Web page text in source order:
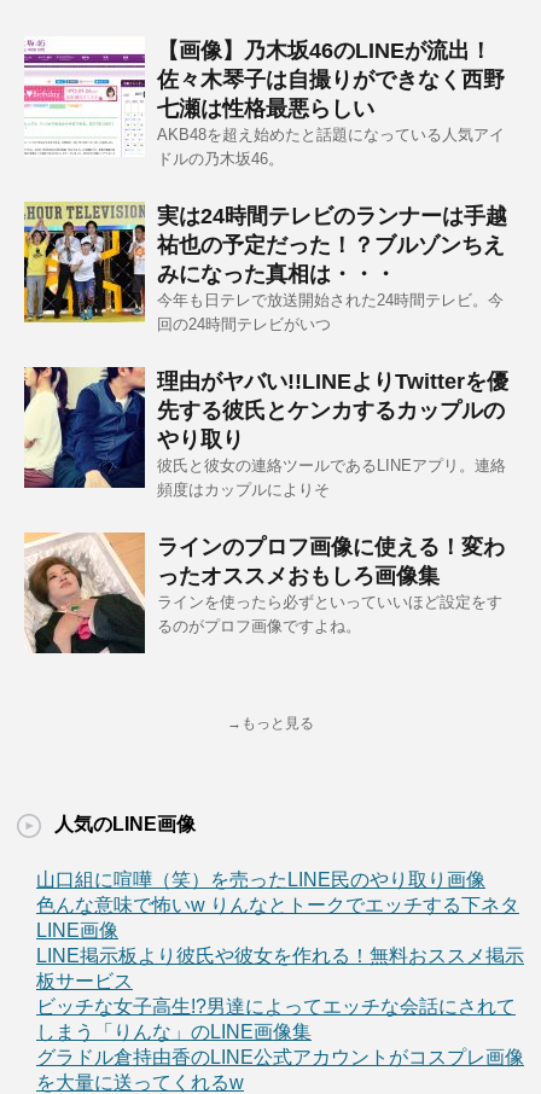
【画像】乃木坂46のLINEが流出！
佐々木琴子は自撮りができなく西野
七瀬は性格最悪らしい
AKB48を超え始めたと話題になっている人気アイ
ドルの乃木坂46。
実は24時間テレビのランナーは手越
祐也の予定だった！？ブルゾンちえ
みになった真相は・・・
今年も日テレで放送開始された24時間テレビ。今
回の24時間テレビがいつ
理由がヤバい!!LINEよりTwitterを優
先する彼氏とケンカするカップルの
やり取り
彼氏と彼女の連絡ツールであるLINEアプリ。連絡
頻度はカップルによりそ
ラインのプロフ画像に使える！変わ
ったオススメおもしろ画像集
ラインを使ったら必ずといっていいほど設定をす
るのがプロフ画像ですよね。
→もっと見る
人気のLINE画像
山口組に喧嘩（笑）を売ったLINE民のやり取り画像
色んな意味で怖いw りんなとトークでエッチする下ネタ
LINE画像
LINE掲示板より彼氏や彼女を作れる！無料おススメ掲示
板サービス
ビッチな女子高生!?男達によってエッチな会話にされて
しまう「りんな」のLINE画像集
グラドル倉持由香のLINE公式アカウントがコスプレ画像
を大量に送ってくれるw